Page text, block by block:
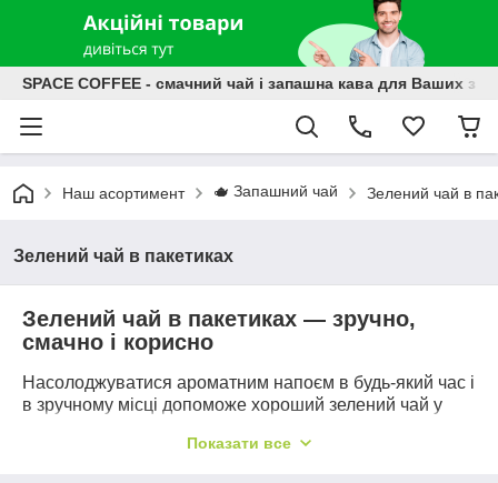
SPACE COFFEE - смачний чай і запашна кава для Ваших
Наш асортимент 🫖 Запашний чай Зелений чай в
Зелений чай в пакетиках
Зелений чай в пакетиках — зручно,
смачно і корисно
Насолоджуватися ароматним напоєм в будь-який час і
в зручному місці допоможе хороший зелений чай у
магазині Space Coffee, який надає великий
Показати все